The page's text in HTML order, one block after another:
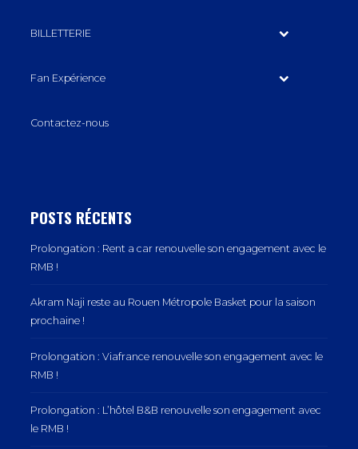
BILLETTERIE
Fan Expérience
Contactez-nous
POSTS RÉCENTS
Prolongation : Rent a car renouvelle son engagement avec le
RMB !
Akram Naji reste au Rouen Métropole Basket pour la saison
prochaine !
Prolongation : Viafrance renouvelle son engagement avec le
RMB !
Prolongation : L’hôtel B&B renouvelle son engagement avec
le RMB !